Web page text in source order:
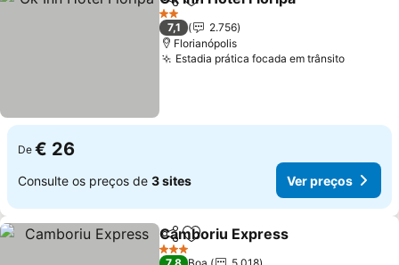
PartilharAdicionar aos favoritos
2 Estrelas
7,1
2.756
Florianópolis
Estadia prática focada em trânsitoVer
De € 26
Consulte os preços de 3 sites Ver preços
PartilharAdicionar aos favoritos
Camboriu Express
3 Estrelas